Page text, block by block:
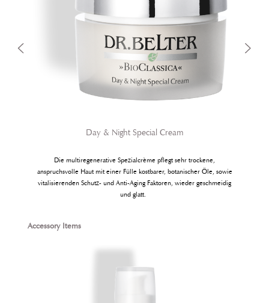
Day & Night Special Cream
Die multiregenerative Spezialcrème pflegt sehr trockene,
anspruchsvolle Haut mit einer Fülle kostbarer, botani­scher Öle, sowie
vitalisierenden Schutz- und Anti-Aging Faktoren, wieder ge­schmeidig
und glatt.
Produktgalerie überspringen
Accessory Items